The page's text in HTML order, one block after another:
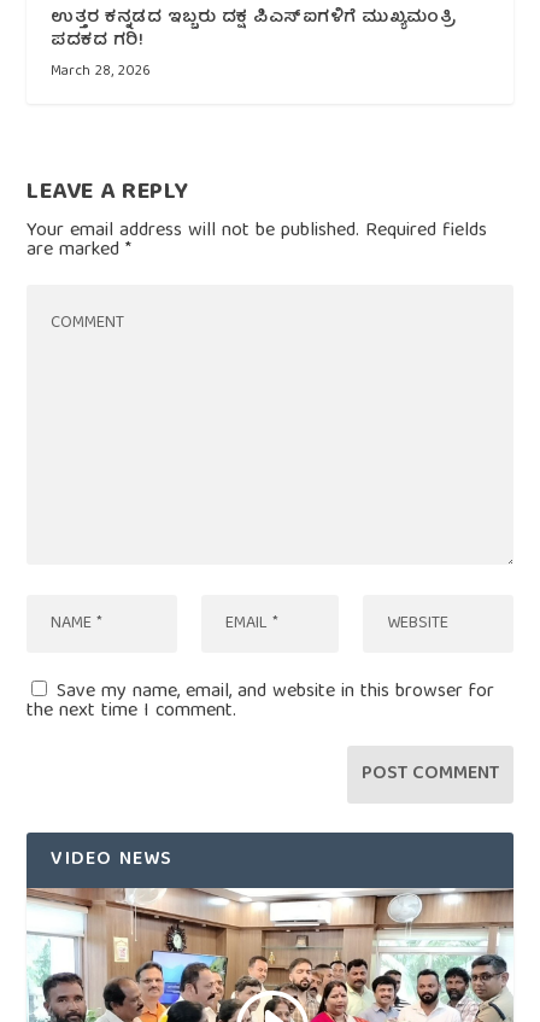
ಉತ್ತರ ಕನ್ನಡದ ಇಬ್ಬರು ದಕ್ಷ ಪಿಎಸ್‌ಐಗಳಿಗೆ ಮುಖ್ಯಮಂತ್ರಿ
ಪದಕದ ಗರಿ!
March 28, 2026
LEAVE A REPLY
Your email address will not be published. Required fields
are marked*
Save my name, email, and website in this browser for
the next time I comment.
VIDEO NEWS